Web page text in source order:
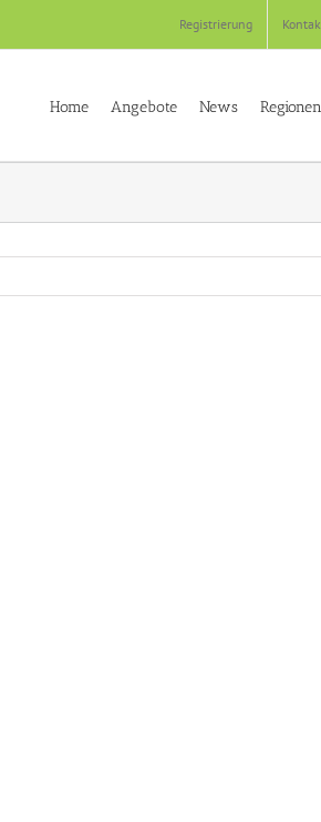
Registrierung
Home Angebote News Regionen